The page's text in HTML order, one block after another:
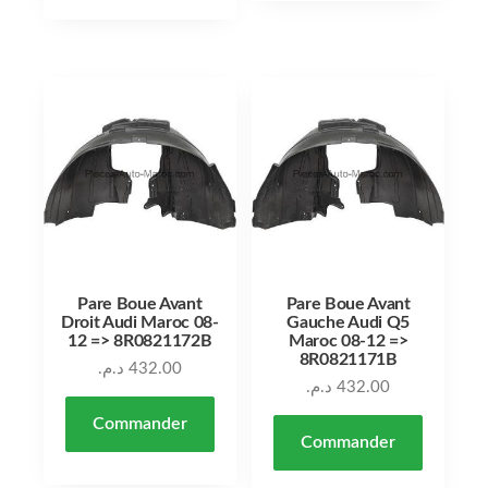
Pare Boue Avant
Droit Audi Maroc 08-
12 => 8R0821172B
432.00 د.م.
Commander
Pare Boue Avant
Gauche Audi Q5
Maroc 08-12 =>
8R0821171B
432.00 د.م.
Commander